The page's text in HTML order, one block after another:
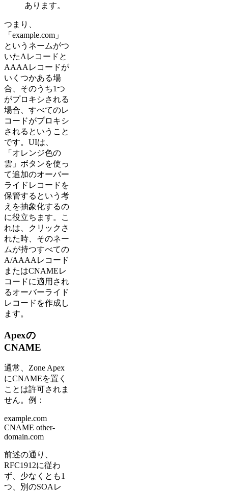
あります。
つまり、
「example.com」
というネームがつ
いたAレコードと
AAAAレコードが
いくつかある場
合、そのうち1つ
がプロキシされる
場合、すべてのレ
コードがプロキシ
されるということ
です。UIは、
「オレンジ色の
雲」ボタンを使っ
て追加のオーバー
ライドレコードを
保管するという考
えを抽象化するの
に役立ちます。こ
れは、クリックさ
れた時、そのネー
ムが持つすべての
A/AAAAレコード
またはCNAMEレ
コードに適用され
るオーバーライド
レコードを作成し
ます。
Apexの
CNAME
通常、Zone Apex
にCNAMEを置く
ことは許可されま
せん。例：
example.com
CNAME other-
domain.com
前述の通り、
RFC1912に従わ
ず、少なくとも1
つ、別のSOAレ